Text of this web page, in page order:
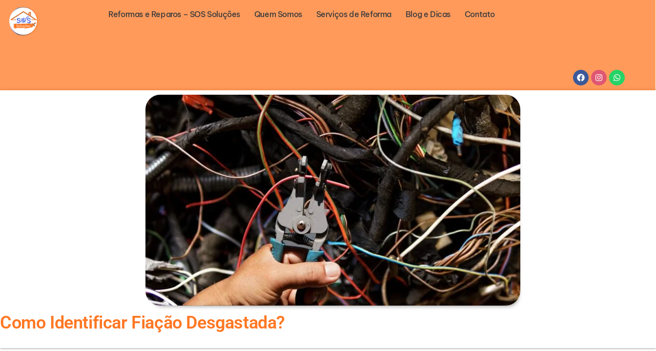
para
Reformas e Reparos – SOS Soluções Quem Somos Serviços de Reforma Blog e Dicas Contato
Facebook
InstagramWhatsapp
Como Identificar Fiação Desgastada?